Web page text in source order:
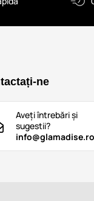
ne
Aveți întrebări și
sugestii?
info@glamadise.ro